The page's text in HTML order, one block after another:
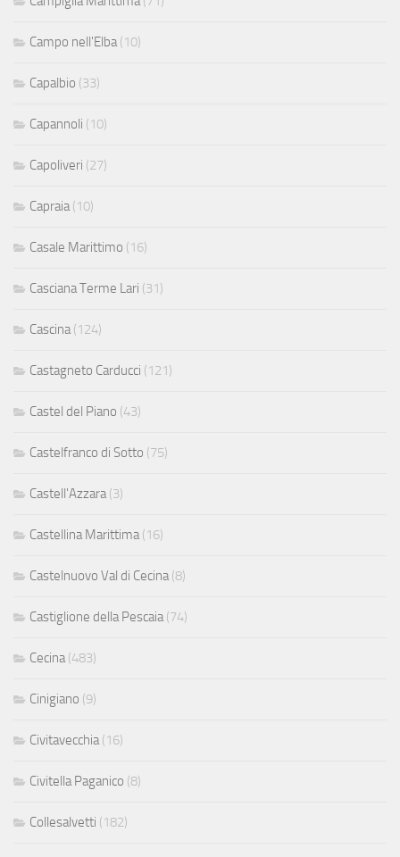
Campo nell'Elba (10)
Capalbio (33)
Capannoli (10)
Capoliveri (27)
Capraia (10)
Casale Marittimo (16)
Casciana Terme Lari (31)
Cascina (124)
Castagneto Carducci (121)
Castel del Piano (43)
Castelfranco di Sotto (75)
Castell'Azzara (3)
Castellina Marittima (16)
Castelnuovo Val di Cecina (8)
Castiglione della Pescaia (74)
Cecina (483)
Cinigiano (9)
Civitavecchia (16)
Civitella Paganico (8)
Collesalvetti (182)